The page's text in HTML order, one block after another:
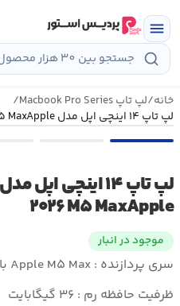
به
محتوا
menu
خانه/لپ تاپ Macbook Pro Series
/
لپ تاپ ۱۴ اینچی اپل مدل MacBook Pro MGDQ۴ ۲۰۲۶ M۵ MaxApple
۲۰۲۶ M۵ MaxApple
موجود در انبار
سری پردازنده : Apple M۵ Max با ۱۸ هسته مرکزی
ظرفیت حافظه رم : ۳۶ گیگابایت